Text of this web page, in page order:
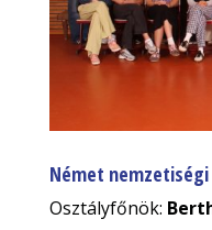
Német
Osztályfőnök: